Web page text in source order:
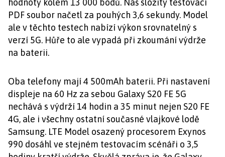
hodnoty kolem 13 000 bodů. Náš složitý testovací
PDF soubor načetl za pouhých 3,6 sekundy. Model
ale v těchto testech nabízí výkon srovnatelný s
verzí 5G. Hůře to ale vypadá při zkoumání výdrže
na baterii.
Oba telefony mají 4 500mAh baterii. Při nastavení
displeje na 60 Hz za sebou Galaxy S20 FE 5G
nechává s výdrží 14 hodin a 35 minut nejen S20 FE
4G, ale i všechny ostatní současné vlajkové lodě
Samsung. LTE Model osazený procesorem Exynos
990 dosáhl ve stejném testovacím scénáři o 3,5